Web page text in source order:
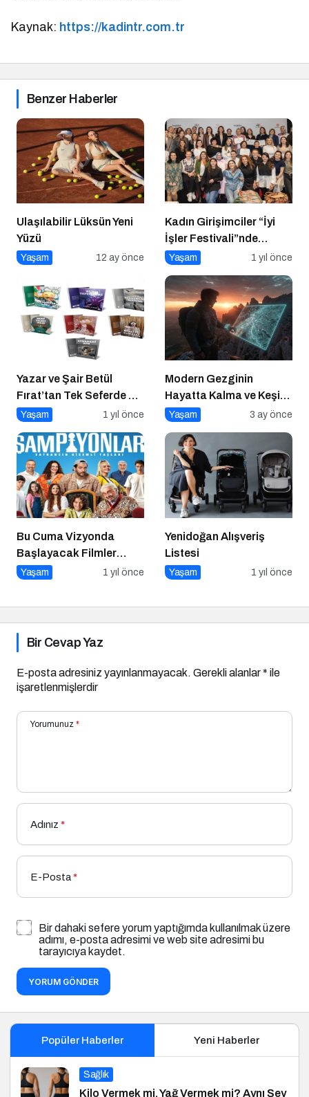
Kaynak: https://kadintr.com.tr
Benzer Haberler
Ulaşılabilir Lüksün Yeni
Yüzü
Yaşam 12 ay önce
Kadın Girişimciler “İyi
İşler Festivali”nde
Buluştu
Yaşam 1 yıl önce
Yazar ve Şair Betül
Fırat’tan Tek Seferde 7
Kitap Müjdesi
Yaşam 1 yıl önce
Modern Gezginin
Hayatta Kalma ve Keşif
Rehberi
Yaşam 3 ay önce
Bu Cuma Vizyonda
Başlayacak Filmler
Açıklandı
Yaşam 1 yıl önce
Yenidoğan Alışveriş
Listesi
Yaşam 1 yıl önce
Bir Cevap Yaz
E-posta adresiniz yayınlanmayacak. Gerekli alanlar* ile
işaretlenmişlerdir
Yorumunuz *
Adınız *
E-Posta*
Bir dahaki sefere yorum yaptığımda kullanılmak üzere
adımı, e-posta adresimi ve web site adresimi bu
tarayıcıya kaydet.
YORUM GÖNDER
Popüler Haberler Yeni Haberler
Sağlık
Kilo Vermek mi, Yağ Vermek mi? Aynı Şey